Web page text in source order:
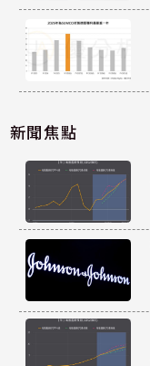
新聞焦點